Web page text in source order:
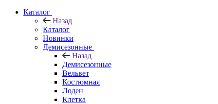
Каталог
Назад
Каталог
Новинки
Демисезонные
Назад
Демисезонные
Вельвет
Костюмная
Лоден
Клетка